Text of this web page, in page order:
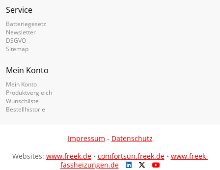
Service
Batteriegesetz
Newsletter
DSGVO
Sitemap
Mein Konto
Mein Konto
Produktvergleich
Wunschliste
Bestellhistorie
Impressum - Datenschutz
Websites: www.freek.de• comfortsun.freek.de• www.freek-
fassheizungen.de